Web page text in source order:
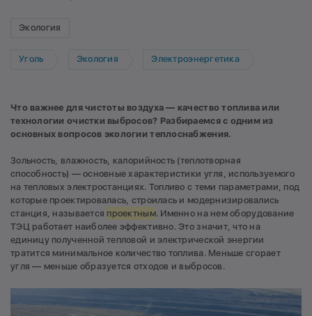
Экология
Уголь Экология Электроэнергетика
Что важнее для чистоты воздуха — качество топлива или
технологии очистки выбросов? Разбираемся с одним из
основных вопросов экологии теплоснабжения.
Зольность, влажность, калорийность (теплотворная
способность) — основные характеристики угля, используемого
на тепловых электростанциях. Топливо с теми параметрами, под
которые проектировалась, строилась и модернизировались
станция, называется проектным. Именно на нем оборудование
ТЭЦ работает наиболее эффективно. Это значит, что на
единицу полученной тепловой и электрической энергии
тратится минимальное количество топлива. Меньше сгорает
угля — меньше образуется отходов и выбросов.